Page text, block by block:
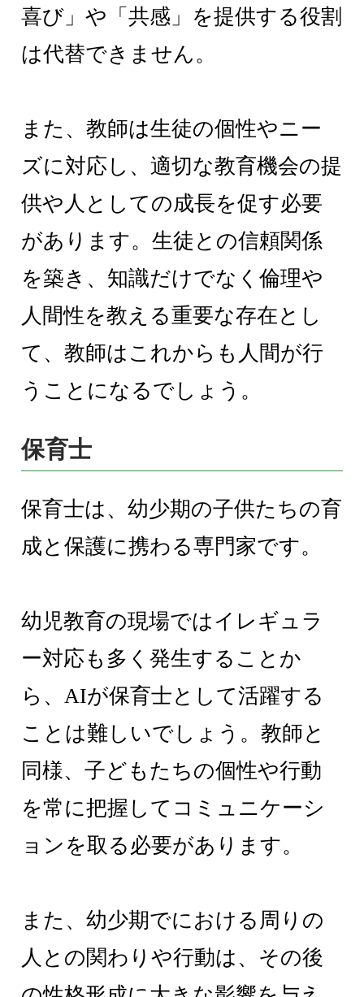
喜び」や「共感」を提供する役割
は代替できません。
また、教師は生徒の個性やニー
ズに対応し、適切な教育機会の提
供や人としての成長を促す必要
があります。生徒との信頼関係
を築き、知識だけでなく倫理や
人間性を教える重要な存在とし
て、教師はこれからも人間が行
うことになるでしょう。
保育士
保育士は、幼少期の子供たちの育
成と保護に携わる専門家です。
幼児教育の現場ではイレギュラ
ー対応も多く発生することか
ら、AIが保育士として活躍する
ことは難しいでしょう。教師と
同様、子どもたちの個性や行動
を常に把握してコミュニケーシ
ョンを取る必要があります。
また、幼少期でにおける周りの
人との関わりや行動は、その後